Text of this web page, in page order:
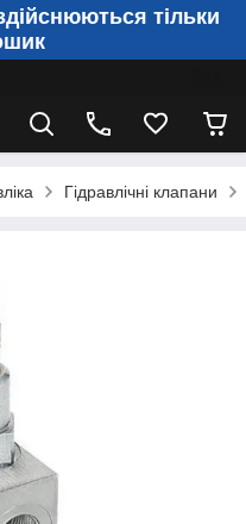
тільки
Гідравлічні клапани